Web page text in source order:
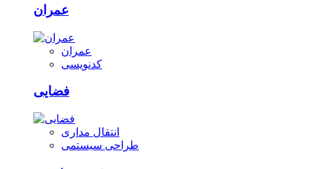
عمران
عمران
کدنویسی
فضایی
انتقال مداری
طراحی سیستمی